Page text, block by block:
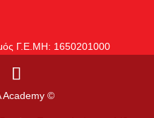
Γ.Ε.ΜΗ: 1650201000
Academy ©